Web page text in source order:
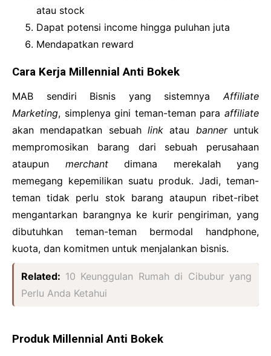
atau stock
Dapat potensi income hingga puluhan juta
Mendapatkan reward
Cara Kerja Millennial Anti Bokek
MAB sendiri Bisnis yang sistemnyaAffiliate
Marketing, simplenya gini teman-teman para affiliate
akan mendapatkan sebuah link atau banneruntuk
mempromosikan barang dari sebuah perusahaan
ataupun merchantdimana merekalah yang
memegang kepemilikan suatu produk. Jadi, teman-
teman tidak perlu stok barang ataupun ribet-ribet
mengantarkan barangnya ke kurir pengiriman, yang
dibutuhkan teman-teman bermodal handphone,
kuota, dan komitmen untuk menjalankan bisnis.
Related: 10 Keunggulan Rumah di Cibubur yang
Perlu Anda Ketahui
Produk Millennial Anti Bokek